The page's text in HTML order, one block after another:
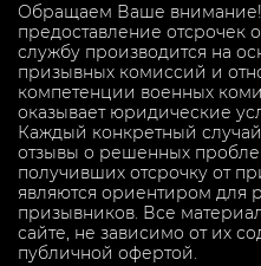
Обращаем Ваше внимание!
предоставление отсрочек
службу производится на
призывных комиссий и
компетенции военных
оказывает юридические
Каждый конкретный
отзывы о решенных
получивших отсрочку от
являются ориентиром для
призывников. Все
сайте, не зависимо от их
публичной офертой.